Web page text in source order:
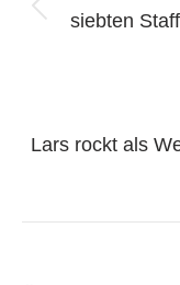
siebten
Lars rockt als